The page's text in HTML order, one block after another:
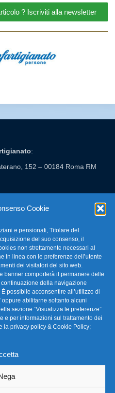
Cookie
e pensionati, Titolare del
del suo consenso, il
non strettamente necessari al
in linea con le preferenze dell’utente
dei visitatori del sito web.
banner comporterà il permanere delle
della navigazione
possibile acconsentire all’utilizzo di
oppure abilitarne soltanto alcuni
sezione “Visualizza le preferenze”
e per informazioni sul trattamento dei
la privacy policy & Cookie Policy;
? Iscriviti alla newsletter
:
152 – 00184 Roma RM